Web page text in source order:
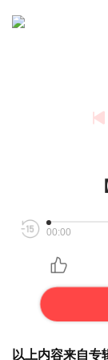
00:00
以上内容来自专